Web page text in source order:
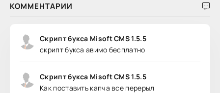
КОММЕНТАРИИ
Скрипт букса Misoft CMS 1.5.5
скрипт букса авимо бесплатно
Скрипт букса Misoft CMS 1.5.5
Как поставить капча все перерыл